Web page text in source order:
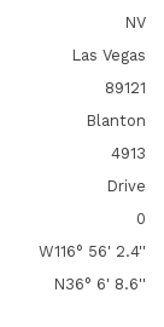
NV
Las Vegas
89121
Blanton
4913
Drive
0
W116° 56' 2.4''
N36° 6' 8.6''